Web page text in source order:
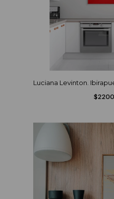
Luciana Levinton.
$2200